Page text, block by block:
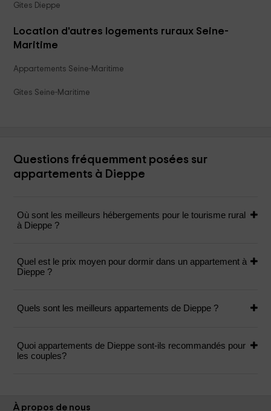
Gites Dieppe
Location d'autres logements ruraux Seine-
Maritime
Appartements Seine-Maritime
Gites Seine-Maritime
Questions fréquemment posées sur
appartements à Dieppe
Où sont les meilleurs hébergements pour le tourisme rural
à Dieppe ?
Quel est le prix moyen pour dormir dans un appartement à
Dieppe ?
Quels sont les meilleurs appartements de Dieppe ?
Quoi appartements de Dieppe sont-ils recommandés pour
les couples?
À propos de nous